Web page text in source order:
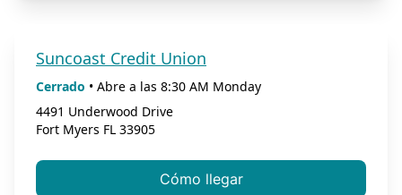
Suncoast Credit Union
Cerrado • Abre a las 8:30 AM Monday
4491 Underwood Drive
Fort Myers FL 33905
Cómo llegar